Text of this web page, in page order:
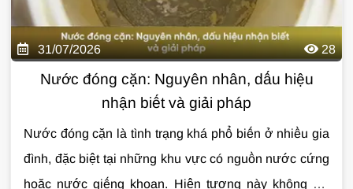
31/07/2026 28
Nước đóng cặn: Nguyên nhân, dấu hiệu
nhận biết và giải pháp
Nước đóng cặn là tình trạng khá phổ biến ở nhiều gia
đình, đặc biệt tại những khu vực có nguồn nước cứng
hoặc nước giếng khoan. Hiện tượng này không chỉ